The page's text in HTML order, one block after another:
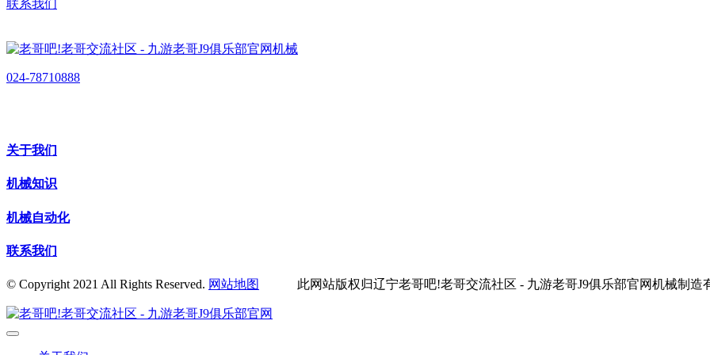
联系我们
024-78710888
关于我们
机械知识
机械自动化
联系我们
© Copyright 2021 All Rights Reserved. 网站地图 此网站版权归辽宁老哥吧!老哥交流社区 - 九游老哥J9俱乐部官网机械制造